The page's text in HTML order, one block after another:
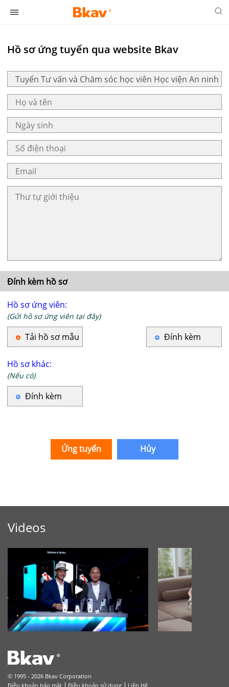
Hồ sơ ứng tuyển qua website Bkav
Đính kèm hồ sơ
Hồ sơ ứng viên:
(Gửi hồ sơ ứng viên tại đây)
Tải hồ sơ mẫu Đính kèm
Hồ sơ khác:
(Nếu có)
Đính kèm
Ứng tuyển Hủy
Videos
© 1995 - 2026 Bkav Corporation
Điều khoản bảo mật
Điều khoản sử dụng Liên Hệ